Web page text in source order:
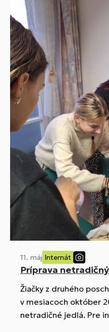
11. máj Internát
Príprava
Žiačky z druhého
v mesiacoch október
netradičné jedlá. Pre